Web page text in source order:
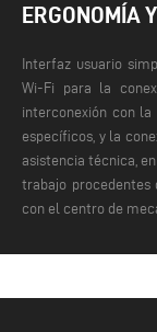
ERGONOMÍA
Interfaz usuario
Wi-Fi para la
interconexión con
específicos, y la
asistencia técnica, en
trabajo procedentes
con el centro de